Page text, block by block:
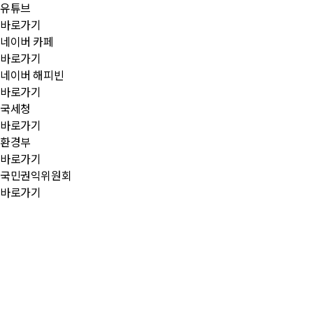
유튜브
바로가기
네이버 카페
바로가기
네이버 해피빈
바로가기
국세청
바로가기
환경부
바로가기
국민권익위원회
바로가기